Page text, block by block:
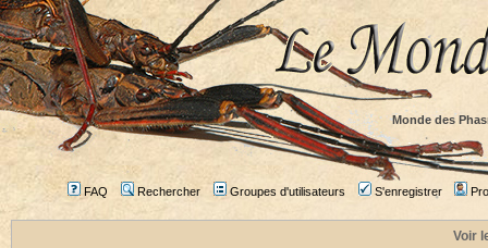
Monde des
FAQ Rechercher Groupes d'utilisateurs S'enregistrer
Voir